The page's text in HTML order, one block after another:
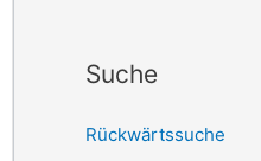
Suche
Rückwärtssuche